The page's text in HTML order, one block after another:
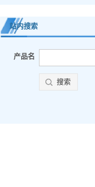
站内搜索
产品名